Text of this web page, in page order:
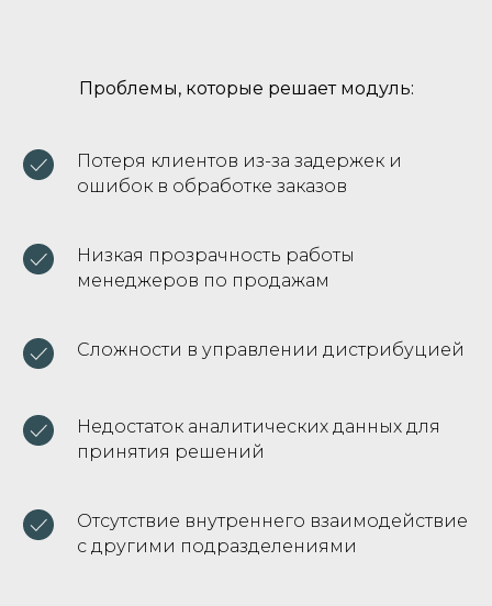
Проблемы, которые решает модуль:
Потеря клиентов из-за задержек и
ошибок в обработке заказов
Низкая прозрачность работы
менеджеров по продажам
Сложности в управлении дистрибуцией
Недостаток аналитических данных для
принятия решений
Отсутствие внутреннего взаимодействие
с другими подразделениями